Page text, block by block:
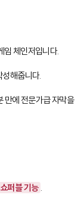
체인저입니다.
해줍니다.
만에 전문가급 자막을
쇼퍼블 기능